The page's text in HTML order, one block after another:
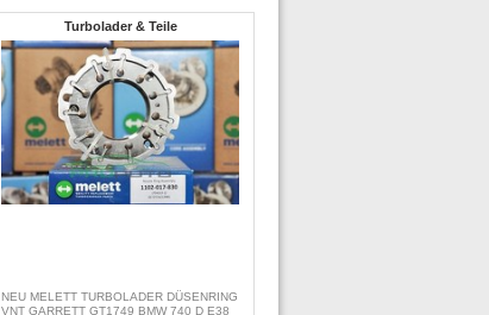
Turbolader & Teile
NEU MELETT TURBOLADER DÜSENRING
VNT GARRETT GT1749 BMW 740 D E38